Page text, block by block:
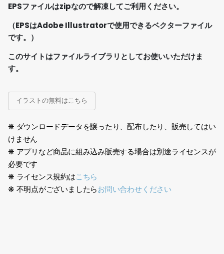
EPSファイルはzipなので解凍してご利用ください。
（EPSはAdobe Illustratorで使用できるベクターファイル
です。）
このサイトはファイルライブラリとしてお使いいただけま
す。
イラストの無料はこちら
❋ ダウンロードデータを譲ったり、配布したり、販売してはい
けません
❋ アプリなど商品に組み込み販売する場合は別途ライセンスが
必要です
❋ ライセンス規約はこちら
❋ 不明点がございましたらお問い合わせください